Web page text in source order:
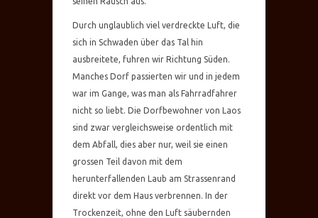
Durch unglaublich viel verdreckte Luft, die
sich in Schwaden über das Tal hin
ausbreitete, fuhren wir Richtung Süden.
Manches Dorf passierten wir und in jedem
war im Gange, was man als Fahrradfahrer
nicht so liebt. Die Dorfbewohner von Laos
sind zwar vergleichsweise ordentlich mit
dem Abfall, dies aber nur, weil sie einen
grossen Teil davon mit dem
herunterfallenden Laub am Strassenrand
direkt vor dem Haus verbrennen. In der
Trockenzeit, ohne den Luft säubernden